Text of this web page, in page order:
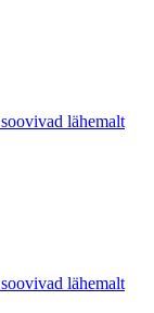
lähemalt
lähemalt